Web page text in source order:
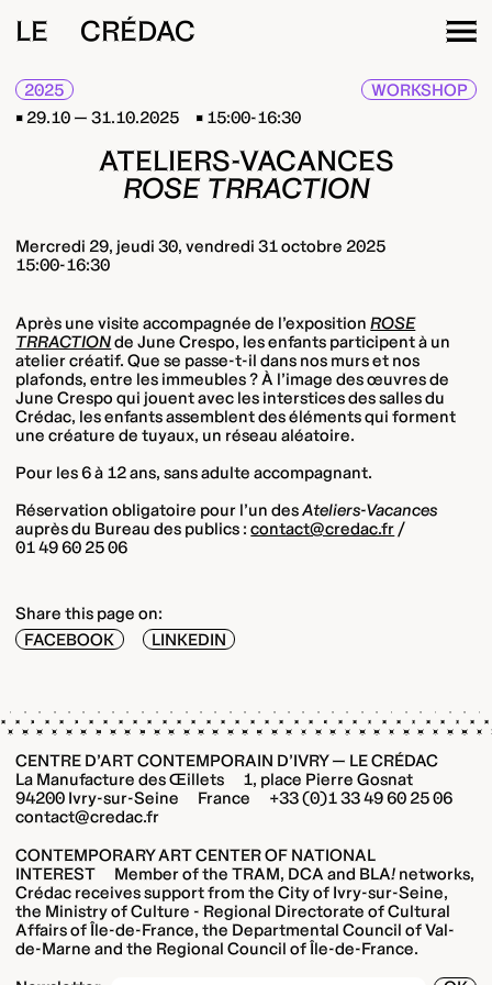
LE CRÉDAC
2025
WORKSHOP
29.10 — 31.10.2025
15:00-16:30
ATELIERS-VACANCES
ROSE TRRACTION
Mercredi 29, jeudi 30, vendredi 31 octobre 2025
15:00-16:30
Après une visite accompagnée de l’exposition ROSE
TRRACTIONde June Crespo, les enfants participent à un
atelier créatif. Que se passe-t-il dans nos murs et nos
plafonds, entre les immeubles ? À l’image des œuvres de
June Crespo qui jouent avec les interstices des salles du
Crédac, les enfants assemblent des éléments qui forment
une créature de tuyaux, un réseau aléatoire.
Pour les 6 à 12 ans, sans adulte accompagnant.
Réservation obligatoire pour l’un desAteliers-Vacances
auprès du Bureau des publics :contact@credac.fr /
01 49 60 25 06
Share this page on:
FACEBOOK
LINKEDIN
CENTRE D’ART CONTEMPORAIN D’IVRY — LE CRÉDAC
La Manufacture des Œillets 1, place Pierre Gosnat
94200 Ivry-sur-Seine France +33 (0)1 33 49 60 25 06
contact@credac.fr
CONTEMPORARY ART CENTER OF NATIONAL
INTEREST Member of the TRAM, DCA and BLA! networks,
Crédac receives support from the City of Ivry-sur-Seine,
the Ministry of Culture - Regional Directorate of Cultural
Affairs of Île-de-France, the Departmental Council of Val-
de-Marne and the Regional Council of Île-de-France.